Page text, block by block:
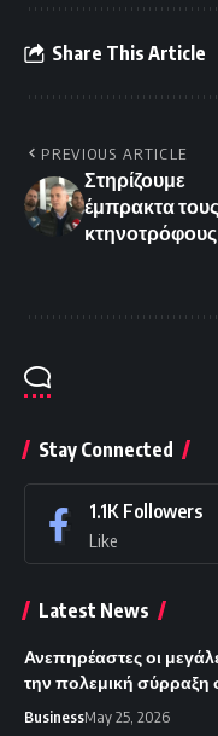
Share This Article
PREVIOUS ARTICLE
Στηρίζουμε
έμπρακτα τους
κτηνοτρόφους
Stay Connected
1.1K Followers
Like
Latest News
Ανεπηρέαστες οι
την πολεμική σύρραξη
BusinessMay 25, 2026